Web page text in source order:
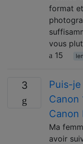
format
vous
15
3
Puis-
Canon
Canon
Ma
avoir